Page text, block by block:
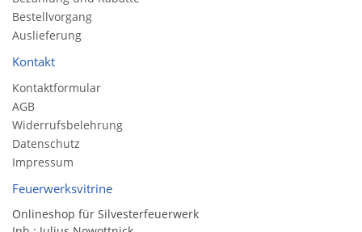
Bestellvorgang
Auslieferung
Kontakt
Kontaktformular
AGB
Widerrufsbelehrung
Datenschutz
Impressum
Feuerwerksvitrine
Onlineshop für Silvesterfeuerwerk